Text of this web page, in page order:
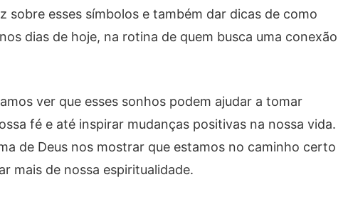
sobre esses símbolos e também dar dicas de como
dias de hoje, na rotina de quem busca uma conexão
ver que esses sonhos podem ajudar a tomar
fé e até inspirar mudanças positivas na nossa vida.
de Deus nos mostrar que estamos no caminho certo
mais de nossa espiritualidade.